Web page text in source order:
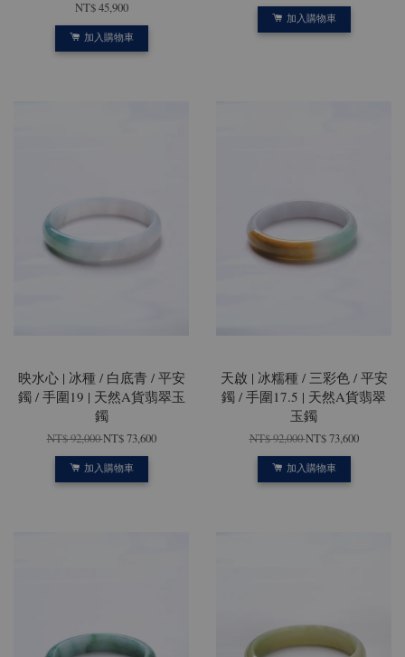
NT$ 45,900
加入購物車
加入購物車
映水心 | 冰種 / 白底青 / 平安
鐲 / 手圍19 | 天然A貨翡翠玉
鐲
NT$ 92,000NT$ 73,600
加入購物車
天啟 | 冰糯種 / 三彩色 / 平安
鐲 / 手圍17.5 | 天然A貨翡翠
玉鐲
NT$ 92,000NT$ 73,600
加入購物車